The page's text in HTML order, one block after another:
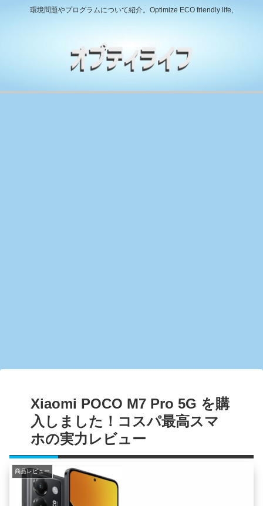
環境問題やプログラムについて紹介。Optimize ECO friendly life,
Xiaomi POCO M7 Pro 5G を購
入しました！コスパ最高スマ
ホの実力レビュー
商品レビュー